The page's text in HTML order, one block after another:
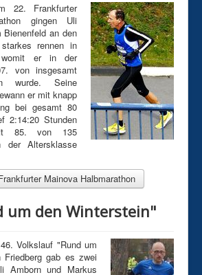
News
22. Frankfurter
gingen Uli
Bienenfeld an den
rennen in
womit er in der
von insgesamt
wurde. Seine
er mit knapp
bei gesamt 80
2:14:20 Stunden
85. von 135
der Altersklasse
Mainova Halbmarathon
um den Winterstein"
Volkslauf "Rund um
gab es zwei
Amborn und Markus